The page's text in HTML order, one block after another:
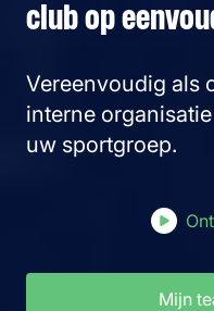
club op
Vereenvoudig als
interne
uw sportgroep.
Mijn